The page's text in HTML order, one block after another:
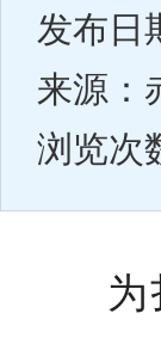
发布日
来源：
浏览次
为扎